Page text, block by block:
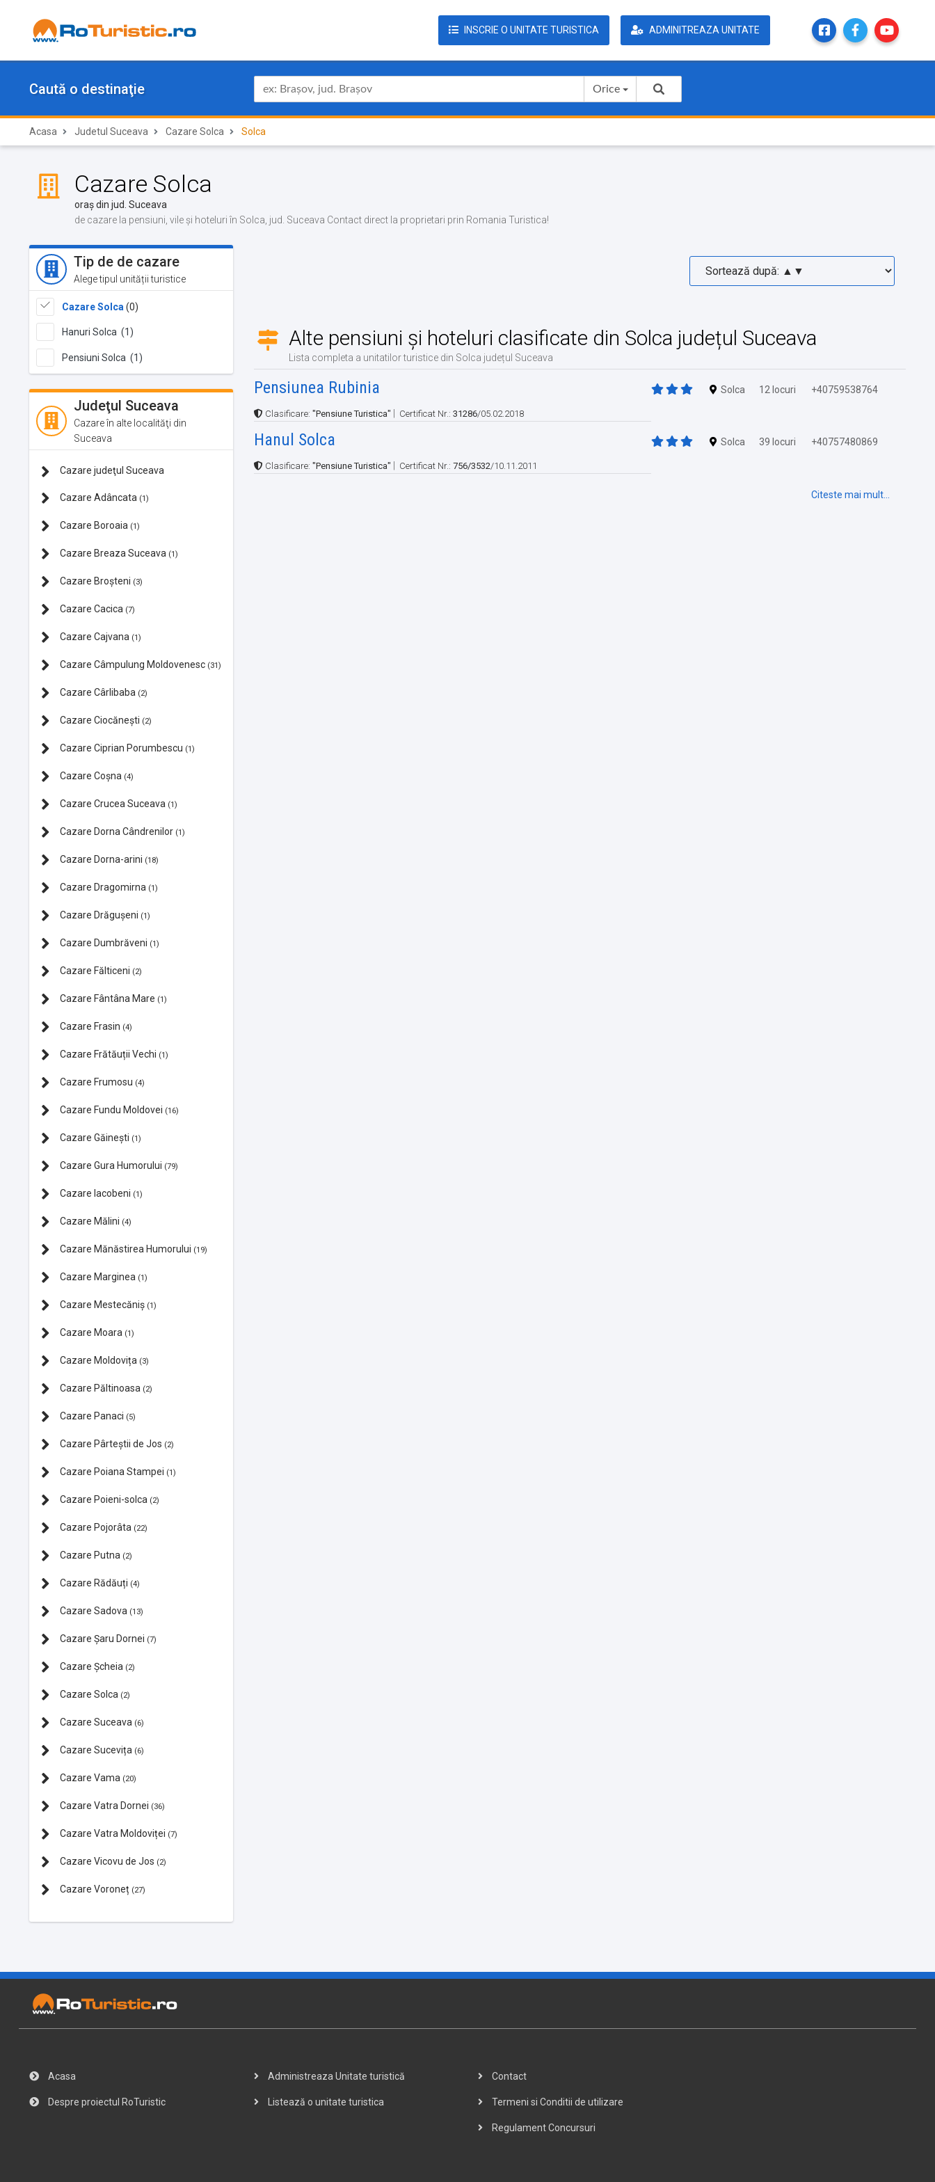
INSCRIE O UNITATE TURISTICA ADMINITREAZA UNITATE
Caută o destinaţie Orice
Acasa Judetul Suceava Cazare Solca Solca
Cazare Solca
oraș din jud. Suceava
de cazare la pensiuni, vile și hoteluri în Solca, jud. Suceava Contact direct la proprietari prin Romania Turistica!
Tip de de cazare
Alege tipul unității turistice
Cazare Solca (0)
Hanuri Solca (1)
Pensiuni Solca (1)
Judeţul Suceava
Cazare în alte localităţi din
Suceava
Cazare judeţul Suceava
Cazare Adâncata (1)
Cazare Boroaia (1)
Cazare Breaza Suceava (1)
Cazare Broșteni (3)
Cazare Cacica (7)
Cazare Cajvana (1)
Cazare Câmpulung Moldovenesc (31)
Cazare Cârlibaba (2)
Cazare Ciocănești (2)
Cazare Ciprian Porumbescu (1)
Cazare Coșna (4)
Cazare Crucea Suceava (1)
Cazare Dorna Cândrenilor (1)
Cazare Dorna-arini (18)
Cazare Dragomirna (1)
Cazare Drăgușeni (1)
Cazare Dumbrăveni (1)
Cazare Fălticeni (2)
Cazare Fântâna Mare (1)
Cazare Frasin (4)
Cazare Frătăuții Vechi (1)
Cazare Frumosu (4)
Cazare Fundu Moldovei (16)
Cazare Găinești (1)
Cazare Gura Humorului (79)
Cazare Iacobeni (1)
Cazare Mălini (4)
Cazare Mănăstirea Humorului (19)
Cazare Marginea (1)
Cazare Mestecăniș (1)
Cazare Moara (1)
Cazare Moldovița (3)
Cazare Păltinoasa (2)
Cazare Panaci (5)
Cazare Pârteștii de Jos (2)
Cazare Poiana Stampei (1)
Cazare Poieni-solca (2)
Cazare Pojorâta (22)
Cazare Putna (2)
Cazare Rădăuți (4)
Cazare Sadova (13)
Cazare Şaru Dornei (7)
Cazare Şcheia (2)
Cazare Solca (2)
Cazare Suceava (6)
Cazare Sucevița (6)
Cazare Vama (20)
Cazare Vatra Dornei (36)
Cazare Vatra Moldoviței (7)
Cazare Vicovu de Jos (2)
Cazare Voroneț (27)
Alte pensiuni și hoteluri clasificate din Solca județul Suceava
Lista completa a unitatilor turistice din Solca județul Suceava
Pensiunea Rubinia Solca 12 locuri +40759538764
Clasificare: "Pensiune Turistica" Certificat Nr.: 31286/05.02.2018
Hanul Solca Solca 39 locuri +40757480869
Clasificare: "Pensiune Turistica" Certificat Nr.: 756/3532/10.11.2011
Citeste mai mult...
Acasa
Despre proiectul RoTuristic
Administreaza Unitate turistică
Listează o unitate turistica
Contact
Termeni si Conditii de utilizare
Regulament Concursuri